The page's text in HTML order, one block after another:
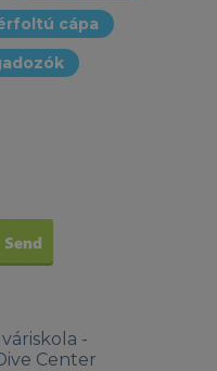
cápa
-
Center